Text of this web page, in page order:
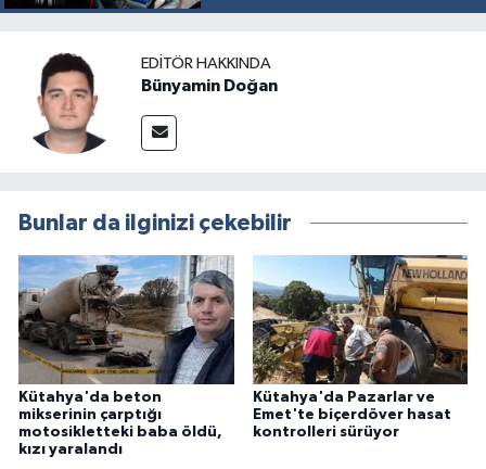
EDITÖR HAKKINDA
Bünyamin Doğan
Bunlar da ilginizi çekebilir
Kütahya'da beton
mikserinin çarptığı
motosikletteki baba öldü,
kızı yaralandı
Kütahya'da Pazarlar ve
Emet'te biçerdöver hasat
kontrolleri sürüyor